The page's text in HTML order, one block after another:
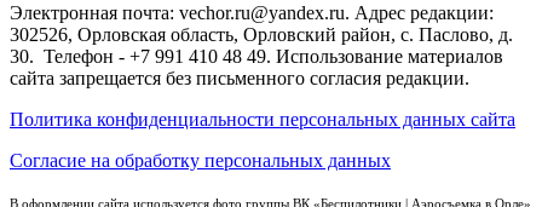
Электронная почта: vechor.ru@yandex.ru. Адрес редакции:
302526, Орловская область, Орловский район, с. Паслово, д.
30. Телефон - +7 991 410 48 49. Использование материалов
сайта запрещается без письменного согласия редакции.
Политика конфиденциальности персональных данных сайта
Согласие на обработку персональных данных
В оформлении сайта используется фото группы ВК «Беспилотники | Аэросъемка в Орле»